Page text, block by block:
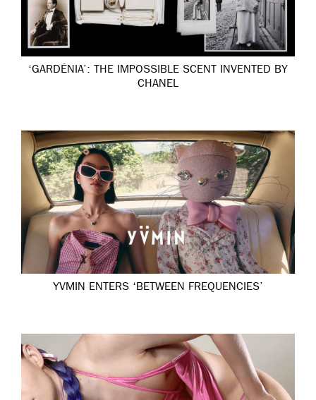
‘GARDÉNIA’: THE IMPOSSIBLE SCENT INVENTED BY
CHANEL
YVMIN ENTERS ‘BETWEEN FREQUENCIES’